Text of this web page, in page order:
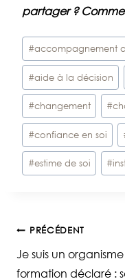
partager ?
Étiquettes
de
la
publication :
#accompagnement
#aide à la décision
#changement #
#confiance en soi
#estime de soi #
PRÉCÉDENT
Je suis un
formation déclaré :